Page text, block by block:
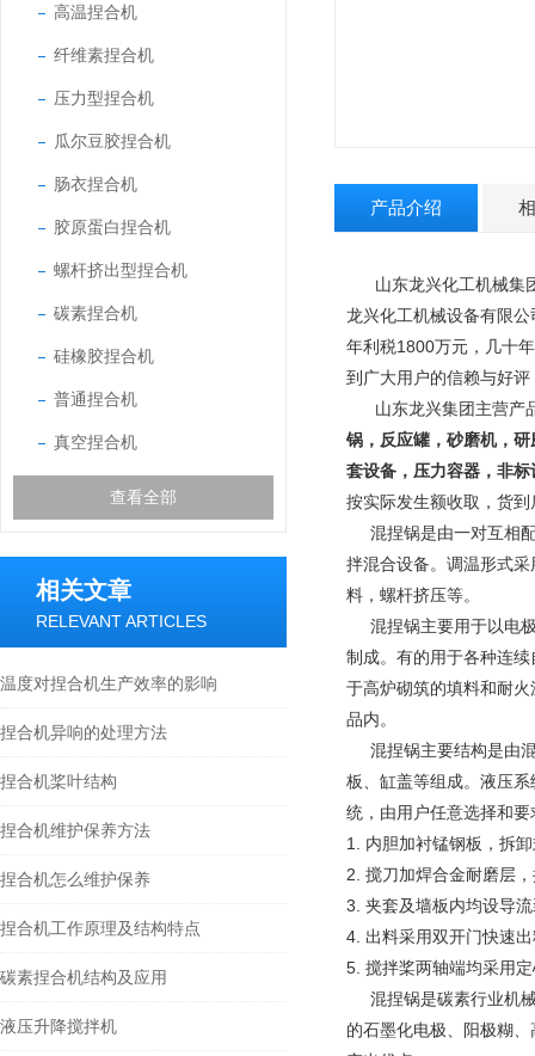
高温捏合机
纤维素捏合机
压力型捏合机
瓜尔豆胶捏合机
肠衣捏合机
胶原蛋白捏合机
螺杆挤出型捏合机
碳素捏合机
硅橡胶捏合机
普通捏合机
真空捏合机
查看全部
相关文章
RELEVANT ARTICLES
温度对捏合机生产效率的影响
捏合机异响的处理方法
捏合机桨叶结构
捏合机维护保养方法
捏合机怎么维护保养
捏合机工作原理及结构特点
碳素捏合机结构及应用
液压升降搅拌机
产品介绍
山东龙兴化工机械集团
龙兴化工机械设备有限
年利税1800万元，几十
到广大用户的信赖与好
山东龙兴集团主营产
锅，反应罐，砂磨机，
套设备，压力容器，非标
按实际发生额收取，货
混捏锅是由一对互相配
拌混合设备。调温形式
料，螺杆挤压等。
混捏锅主要用于以电极
制成。有的用于各种连
于高炉砌筑的填料和耐
品内。
混捏锅主要结构是由混
板、缸盖等组成。液压
统，由用户任意选择和
1. 内胆加衬锰钢板，拆
2. 搅刀加焊合金耐磨层
3. 夹套及墙板内均设导
4. 出料采用双开门快速
5. 搅拌桨两轴端均采用
混捏锅是碳素行业机械
的石墨化电极、阳极糊